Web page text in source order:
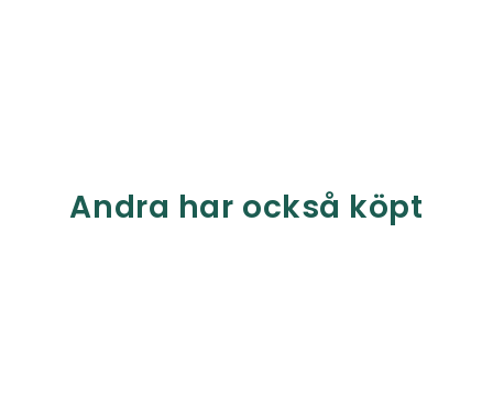
Andra har också köpt